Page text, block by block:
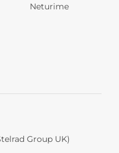
Neturime
Group UK)